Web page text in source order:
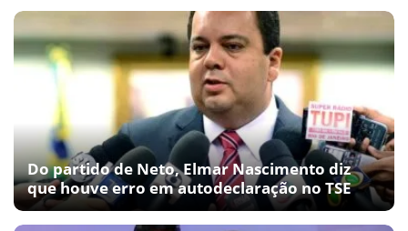
Do partido de Neto, Elmar Nascimento diz
que houve erro em autodeclaração no TSE